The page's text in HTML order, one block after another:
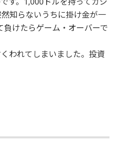
知らないうちに掛け金が一
けたらゲーム・オーバーで
われてしまいました。投資